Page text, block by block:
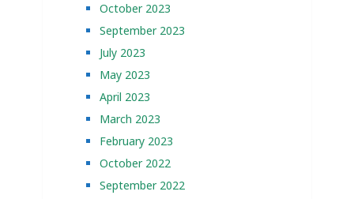
October 2023
September 2023
July 2023
May 2023
April 2023
March 2023
February 2023
October 2022
September 2022